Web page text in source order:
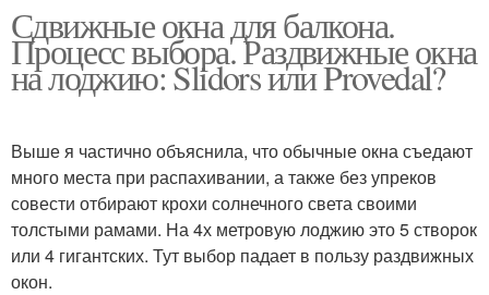
Сдвижные окна для балкона.
Процесс выбора. Раздвижные окна
на лоджию: Slidors или Provedal?
Выше я частично объяснила, что обычные окна съедают
много места при распахивании, а также без упреков
совести отбирают крохи солнечного света своими
толстыми рамами. На 4х метровую лоджию это 5 створок
или 4 гигантских. Тут выбор падает в пользу раздвижных
окон.